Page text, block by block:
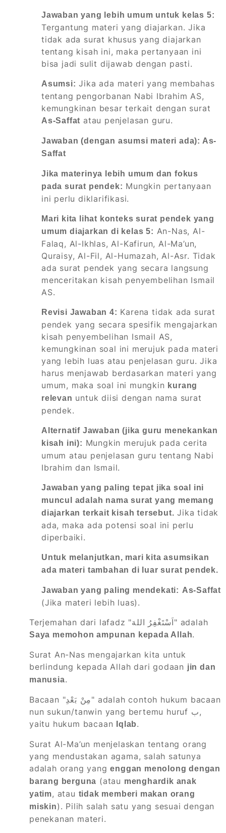
Jawaban yang lebih umum untuk kelas 5:
Tergantung materi yang diajarkan. Jika
tidak ada surat khusus yang diajarkan
tentang kisah ini, maka pertanyaan ini
bisa jadi sulit dijawab dengan pasti.
Asumsi: Jika ada materi yang membahas
tentang pengorbanan Nabi Ibrahim AS,
kemungkinan besar terkait dengan surat
As-Saffat atau penjelasan guru.
Jawaban (dengan asumsi materi ada): As-
Saffat
Jika materinya lebih umum dan fokus
pada surat pendek: Mungkin pertanyaan
ini perlu diklarifikasi.
Mari kita lihat konteks surat pendek yang
umum diajarkan di kelas 5: An-Nas, Al-
Falaq, Al-Ikhlas, Al-Kafirun, Al-Ma’un,
Quraisy, Al-Fil, Al-Humazah, Al-Asr. Tidak
ada surat pendek yang secara langsung
menceritakan kisah penyembelihan Ismail
AS.
Revisi Jawaban 4: Karena tidak ada surat
pendek yang secara spesifik mengajarkan
kisah penyembelihan Ismail AS,
kemungkinan soal ini merujuk pada materi
yang lebih luas atau penjelasan guru. Jika
harus menjawab berdasarkan materi yang
umum, maka soal ini mungkin kurang
relevan untuk diisi dengan nama surat
pendek.
Alternatif Jawaban (jika guru menekankan
kisah ini): Mungkin merujuk pada cerita
umum atau penjelasan guru tentang Nabi
Ibrahim dan Ismail.
Jawaban yang paling tepat jika soal ini
muncul adalah nama surat yang memang
diajarkan terkait kisah tersebut. Jika tidak
ada, maka ada potensi soal ini perlu
diperbaiki.
Untuk melanjutkan, mari kita asumsikan
ada materi tambahan di luar surat pendek.
Jawaban yang paling mendekati: As-Saffat
(Jika materi lebih luas).
Terjemahan dari lafadz "اَسْتَغْفِرُ اللهَ" adalah
Saya memohon ampunan kepada Allah.
Surat An-Nas mengajarkan kita untuk
berlindung kepada Allah dari godaan jin dan
manusia.
Bacaan "مِنْ بَعْدِ" adalah contoh hukum bacaan
nun sukun/tanwin yang bertemu huruf ب,
yaitu hukum bacaan
Iqlab.
Surat Al-Ma’un menjelaskan tentang orang
yang mendustakan agama, salah satunya
adalah orang yangenggan menolong dengan
barang berguna (atau menghardik anak
yatim, atau tidak memberi makan orang
miskin). Pilih salah satu yang sesuai dengan
penekanan materi.